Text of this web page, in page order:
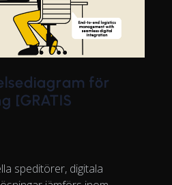
för
[GRATIS
speditörer, digitala